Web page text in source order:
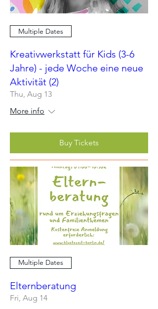
Multiple Dates
Kreativwerkstatt für Kids (3-6
Jahre) - jede Woche eine neue
Aktivität (2)
Thu, Aug 13
More info
Buy Tickets
Multiple Dates
Elternberatung
Fri, Aug 14